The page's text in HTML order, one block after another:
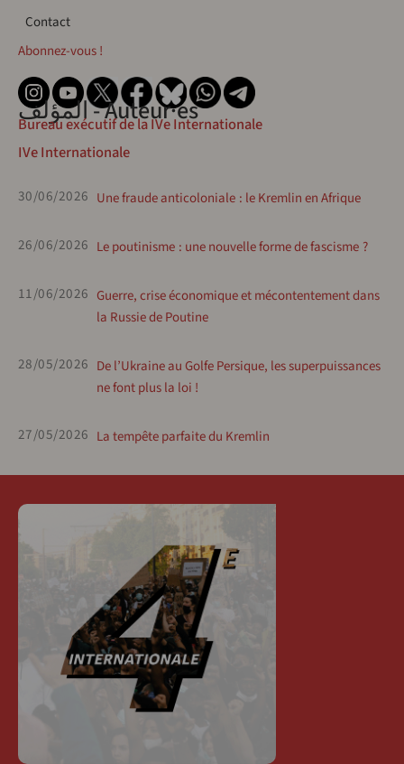
Contact
Contact
Abonnez-vous !
المؤلف - Auteur·es
Bureau exécutif de la IVe Internationale
IVe Internationale
30/06/2026 Une fraude anticoloniale : le Kremlin en Afrique
26/06/2026 Le poutinisme : une nouvelle forme de fascisme ?
11/06/2026 Guerre, crise économique et mécontentement dans
la Russie de Poutine
28/05/2026 De l’Ukraine au Golfe Persique, les superpuissances
ne font plus la loi !
27/05/2026 La tempête parfaite du Kremlin